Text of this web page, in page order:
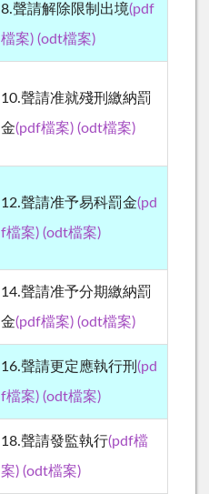
8.聲請解除限制出境(pdf
檔案) (odt檔案)
10.聲請准就殘刑繳納罰
金(pdf檔案) (odt檔案)
12.聲請准予易科罰金(pd
f檔案) (odt檔案)
14.聲請准予分期繳納罰
金(pdf檔案) (odt檔案)
16.聲請更定應執行刑 (pd
f檔案) (odt檔案)
18.聲請發監執行(pdf檔
案) (odt檔案)